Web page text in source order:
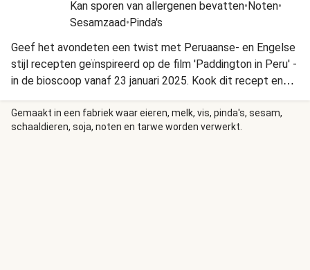
Kan sporen van allergenen bevatten•Noten•
Sesamzaad•Pinda's
Geef het avondeten een twist met Peruaanse- en Engelse
stijl recepten geïnspireerd op de film 'Paddington in Peru' -
in de bioscoop vanaf 23 januari 2025. Kook dit recept en
maak kans op een unieke reis naar Londen!
Gemaakt in een fabriek waar eieren, melk, vis, pinda's, sesam,
schaaldieren, soja, noten en tarwe worden verwerkt.